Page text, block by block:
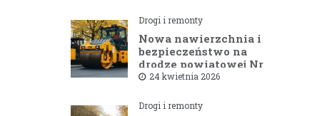
Drogi i remonty
Nowa nawierzchnia i
bezpieczeństwo na
drodze powiatowej Nr
1581B Kowale – Filipy
24 kwietnia 2026
Drogi i remonty